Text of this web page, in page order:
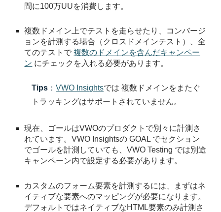
間に100万UUを消費します。
複数ドメイン上でテストを走らせたり、コンバージ
ョンを計測する場合（クロスドメインテスト）、全
てのテストで複数のドメインを含んだキャンペー
ン にチェックを入れる必要があります。
Tips ：VWO Insightsでは 複数ドメインをまたぐ
トラッキングはサポートされていません。
現在、ゴールはVWOのプロダクトで別々に計測さ
れています。VWO Insightsの GOAL でセクション
でゴールを計測していても、VWO Testing では別途
キャンペーン内で設定する必要があります。
カスタムのフォーム要素を計測するには、まずはネ
イティブな要素へのマッピングが必要になります。
デフォルトではネイティブなHTML要素のみ計測さ